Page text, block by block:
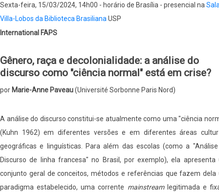
Sexta-feira, 15/03/2024, 14h00 - horário de Brasília - presencial na
Villa-Lobos da Biblioteca Brasiliana USP
International FAPS
Gênero, raça e decolonialidade: a análise do
discurso como "ciência normal" está em crise?
por Marie-Anne Paveau(Université Sorbonne Paris Nord)
A análise do discurso constitui-se atualmente como uma "ciência
(Kuhn 1962) em diferentes versões e em diferentes áreas
geográficas e linguísticas. Para além das escolas (como a
Discurso de linha francesa" no Brasil, por exemplo), ela apresenta
conjunto geral de conceitos, métodos e referências que fazem dela
paradigma estabelecido, uma corrente mainstreamlegitimada e